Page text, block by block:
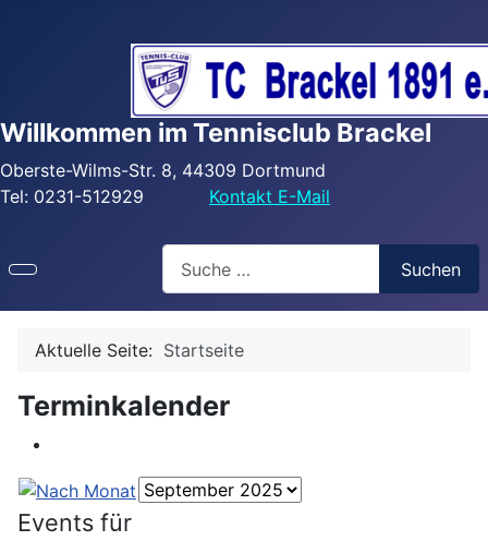
Willkommen im Tennisclub Brackel
Oberste-Wilms-Str. 8, 44309 Dortmund
Tel: 0231-512929
Kontakt E-Mail
Suchen
Aktuelle Seite: Startseite
Terminkalender
Events für